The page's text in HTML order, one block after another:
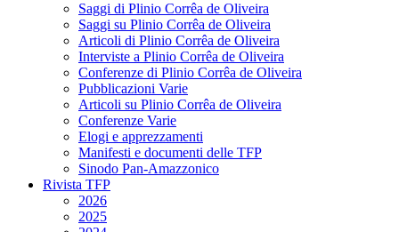
Saggi di Plinio Corrêa de Oliveira
Saggi su Plinio Corrêa de Oliveira
Articoli di Plinio Corrêa de Oliveira
Interviste a Plinio Corrêa de Oliveira
Conferenze di Plinio Corrêa de Oliveira
Pubblicazioni Varie
Articoli su Plinio Corrêa de Oliveira
Conferenze Varie
Elogi e apprezzamenti
Manifesti e documenti delle TFP
Sinodo Pan-Amazzonico
Rivista TFP
2026
2025